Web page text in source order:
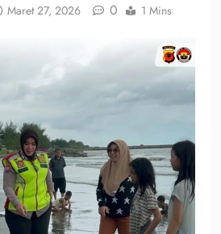
Maret 27, 2026 0 1 Mins